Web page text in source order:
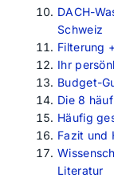
DACH-
Schweiz
Filterung
Ihr
Budget-
Die 8
Häufig
Fazit und
Literatur